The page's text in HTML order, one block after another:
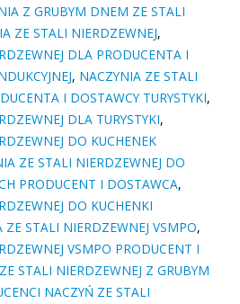
Z GRUBYM DNEM ZE STALI
ZE STALI NIERDZEWNEJ,
DLA PRODUCENTA I
, NACZYNIA ZE STALI
I DOSTAWCY TURYSTYKI,
DLA TURYSTYKI,
DO KUCHENEK
ZE STALI NIERDZEWNEJ DO
PRODUCENT I DOSTAWCA,
DO KUCHENKI
ZE STALI NIERDZEWNEJ VSMPO,
VSMPO PRODUCENT I
STALI NIERDZEWNEJ Z GRUBYM
NACZYŃ ZE STALI